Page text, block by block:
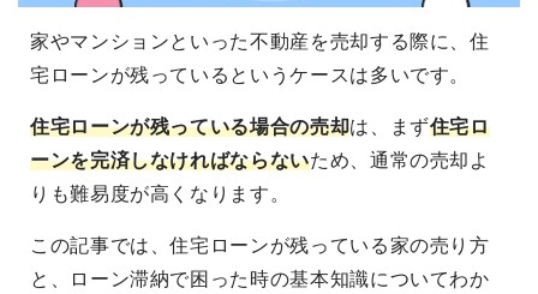
家やマンションといった不動産を売却する際に、住
宅ローンが残っているというケースは多いです。
住宅ローンが残っている場合の売却は、まず住宅ロ
ーンを完済しなければならないため、通常の売却よ
りも難易度が高くなります。
この記事では、住宅ローンが残っている家の売り方
と、ローン滞納で困った時の基本知識についてわか